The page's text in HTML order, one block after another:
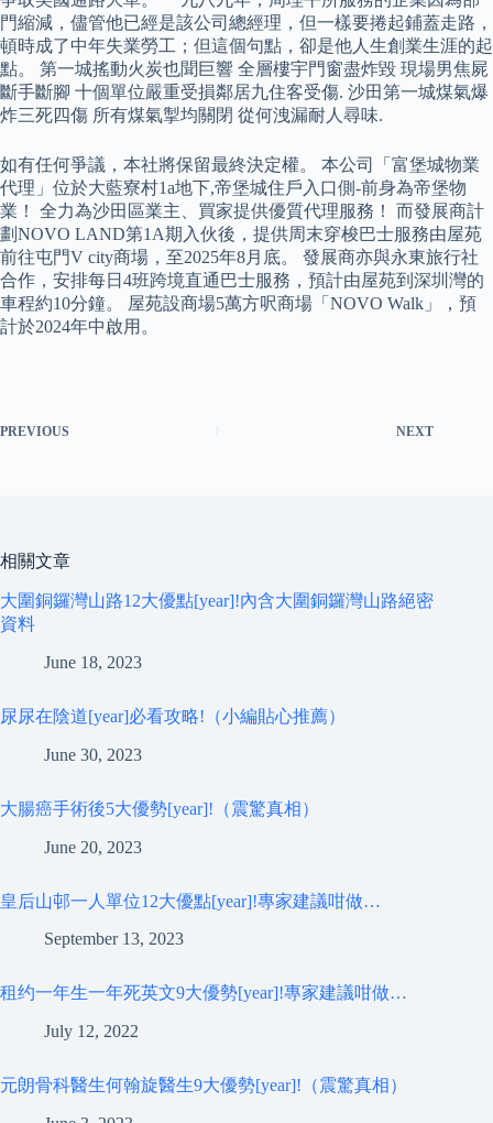
門縮減，儘管他已經是該公司總經理，但一樣要捲起鋪蓋走路，
頓時成了中年失業勞工；但這個句點，卻是他人生創業生涯的起
點。 第一城搖動火炭也聞巨響 全層樓宇門窗盡炸毀 現場男焦屍
斷手斷腳 十個單位嚴重受損鄰居九住客受傷. 沙田第一城煤氣爆
炸三死四傷 所有煤氣掣均關閉 從何洩漏耐人尋味.
如有任何爭議，本社將保留最終決定權。 本公司「富堡城物業
代理」位於大藍寮村1a地下,帝堡城住戶入口側-前身為帝堡物
業！ 全力為沙田區業主、買家提供優質代理服務！ 而發展商計
劃NOVO LAND第1A期入伙後，提供周末穿梭巴士服務由屋苑
前往屯門V city商場，至2025年8月底。 發展商亦與永東旅行社
合作，安排每日4班跨境直通巴士服務，預計由屋苑到深圳灣的
車程約10分鐘。 屋苑設商場5萬方呎商場「NOVO Walk」，預
計於2024年中啟用。
PREVIOUS NEXT
相關文章
大圍銅鑼灣山路12大優點[year]!內含大圍銅鑼灣山路絕密
資料
June 18, 2023
尿尿在陰道[year]必看攻略!（小編貼心推薦）
June 30, 2023
大腸癌手術後5大優勢[year]!（震驚真相）
June 20, 2023
皇后山邨一人單位12大優點[year]!專家建議咁做…
September 13, 2023
租约一年生一年死英文9大優勢[year]!專家建議咁做…
July 12, 2022
元朗骨科醫生何翰旋醫生9大優勢[year]!（震驚真相）